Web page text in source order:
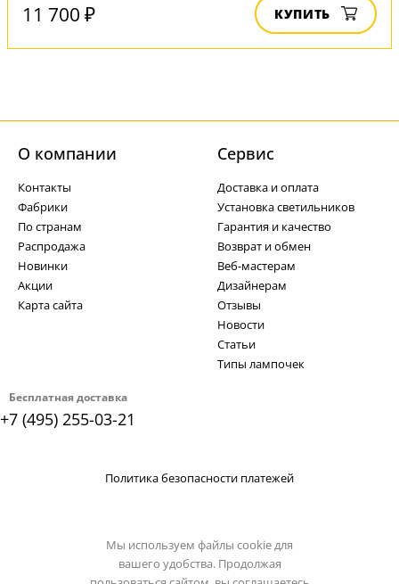
11 700 ₽ КУПИТЬ
Бесплатная доставка
+7 (495) 255-03-21
О компании
Контакты
Фабрики
По странам
Распродажа
Новинки
Акции
Карта сайта
Cервис
Доставка и оплата
Установка светильников
Гарантия и качество
Возврат и обмен
Веб-мастерам
Дизайнерам
Отзывы
Новости
Статьи
Типы лампочек
Политика безопасности платежей
Мы используем файлы cookie для
вашего удобства. Продолжая